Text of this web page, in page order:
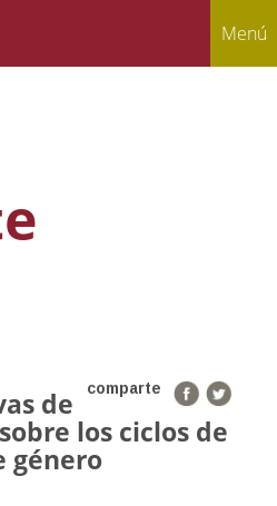
Menú
comparte
de
los ciclos de
género